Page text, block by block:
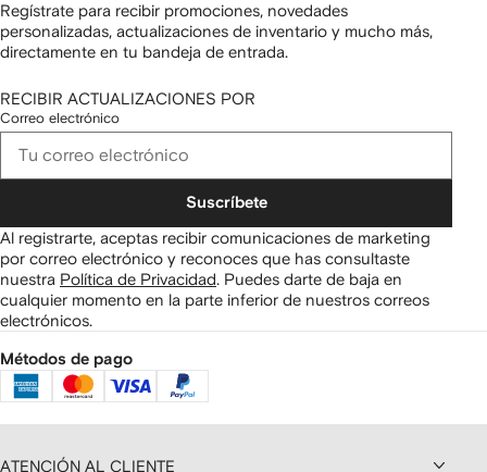
Regístrate para recibir promociones, novedades
personalizadas, actualizaciones de inventario y mucho más,
directamente en tu bandeja de entrada.
RECIBIR ACTUALIZACIONES POR
Correo electrónico
Suscríbete
Al registrarte, aceptas recibir comunicaciones de marketing
por correo electrónico y reconoces que has consultaste
nuestra Política de Privacidad Puedes darte de baja en
cualquier momento en la parte inferior de nuestros correos
electrónicos.
Métodos de pago
ATENCIÓN AL CLIENTE